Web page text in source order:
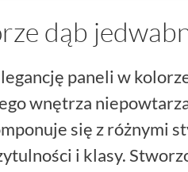
dąb
paneli w
wnętrza
się z różnymi
i klasy.